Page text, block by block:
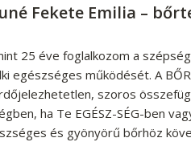
Fekete Emilia –
25 éve foglalkozom a
egészséges működését. A BŐR
szoros
ha Te EGÉSZ-SÉG-ben
és gyönyörű bőrhöz